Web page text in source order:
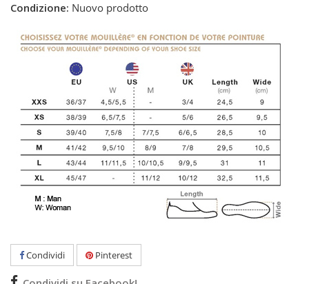
Condizione: Nuovo prodotto
Condividi Pinterest